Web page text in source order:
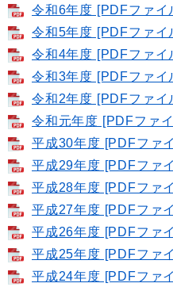
令和6年度 [PDFファイ
令和5年度 [PDFファイ
令和4年度 [PDFファイ
令和3年度 [PDFファイ
令和2年度 [PDFファイ
令和元年度 [PDFファ
平成30年度 [PDFファ
平成29年度 [PDFファ
平成28年度 [PDFファ
平成27年度 [PDFファ
平成26年度 [PDFファ
平成25年度 [PDFファ
平成24年度 [PDFファ